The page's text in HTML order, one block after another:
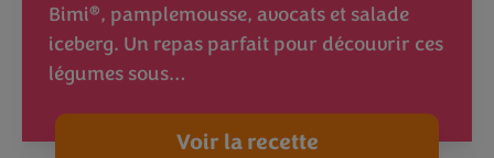
Bimi®, pamplemousse, avocats et salade
iceberg. Un repas parfait pour découvrir ces
légumes sous…
Voir la recette